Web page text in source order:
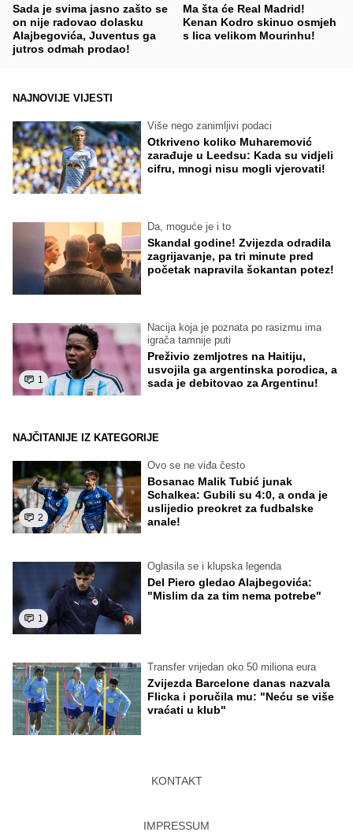
Sada je svima jasno zašto se
on nije radovao dolasku
Alajbegovića, Juventus ga
jutros odmah prodao!
Ma šta će Real Madrid!
Kenan Kodro skinuo osmjeh
s lica velikom Mourinhu!
NAJNOVIJE VIJESTI
Više nego zanimljivi podaci
Otkriveno koliko Muharemović
zarađuje u Leedsu: Kada su vidjeli
cifru, mnogi nisu mogli vjerovati!
Da, moguće je i to
Skandal godine! Zvijezda odradila
zagrijavanje, pa tri minute pred
početak napravila šokantan potez!
1
Nacija koja je poznata po rasizmu ima
igrača tamnije puti
Preživio zemljotres na Haitiju,
usvojila ga argentinska porodica, a
sada je debitovao za Argentinu!
NAJČITANIJE IZ KATEGORIJE
2
Ovo se ne viđa često
Bosanac Malik Tubić junak
Schalkea: Gubili su 4:0, a onda je
uslijedio preokret za fudbalske
anale!
1
Oglasila se i klupska legenda
Del Piero gledao Alajbegovića:
"Mislim da za tim nema potrebe"
Transfer vrijedan oko 50 miliona eura
Zvijezda Barcelone danas nazvala
Flicka i poručila mu: "Neću se više
vraćati u klub"
KONTAKT
IMPRESSUM